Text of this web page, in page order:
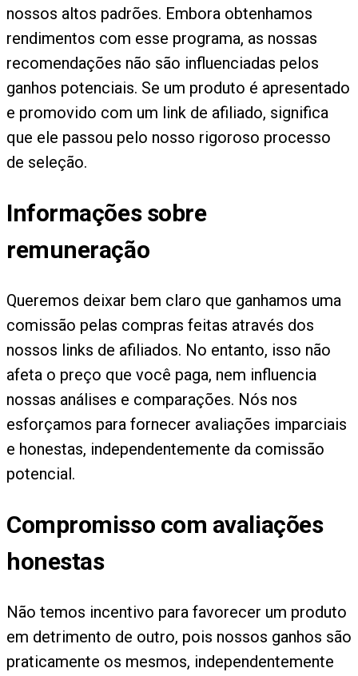
nossos altos padrões. Embora obtenhamos
rendimentos com esse programa, as nossas
recomendações não são influenciadas pelos
ganhos potenciais. Se um produto é apresentado
e promovido com um link de afiliado, significa
que ele passou pelo nosso rigoroso processo
de seleção.
Informações sobre
remuneração
Queremos deixar bem claro que ganhamos uma
comissão pelas compras feitas através dos
nossos links de afiliados. No entanto, isso não
afeta o preço que você paga, nem influencia
nossas análises e comparações. Nós nos
esforçamos para fornecer avaliações imparciais
e honestas, independentemente da comissão
potencial.
Compromisso com avaliações
honestas
Não temos incentivo para favorecer um produto
em detrimento de outro, pois nossos ganhos são
praticamente os mesmos, independentemente